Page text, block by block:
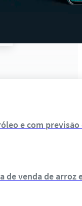
e com
de venda de arroz